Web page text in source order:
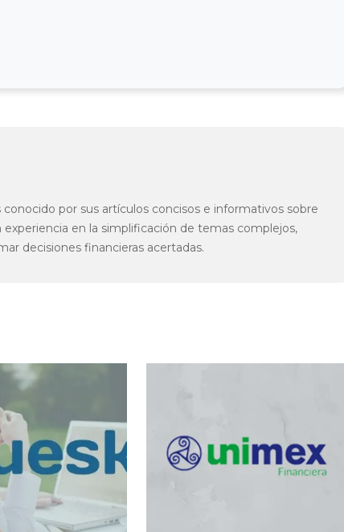
por sus artículos concisos e informativos sobre
en la simplificación de temas complejos,
decisiones financieras acertadas.